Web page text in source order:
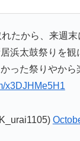
たから、来週
浜太鼓祭りを観
った祭りやから
x3DJHMe5H1